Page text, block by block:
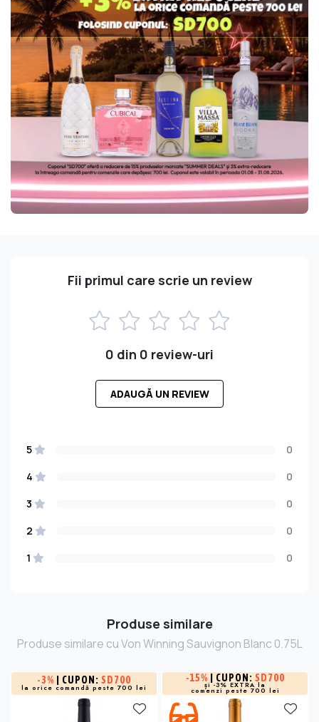
Fii primul care scrie un review
0 din 0 review-uri
ADAUGĂ UN REVIEW
5
0
4
0
3
0
2
0
1
0
Produse similare
Produse similare cu Von Winning Sauvignon Blanc 0.75L
-3% | CUPON: SD700
la orice comandă peste 700 lei
-15% | CUPON: SD700
și -3% EXTRA la
comenzi peste 700 lei